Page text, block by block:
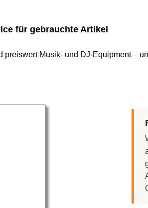
für gebrauchte Artikel
Musik- und DJ-Equipment –